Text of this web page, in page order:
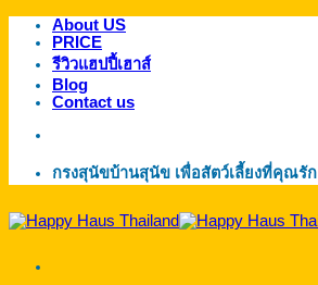
ข้าม
เนื้อหา
About US
PRICE
รีวิวแฮปปี้เฮาส์
Blog
Contact us
กรงสุนัขบ้านสุนัข เพื่อสัตว์เลี้ยงที่คุณรัก